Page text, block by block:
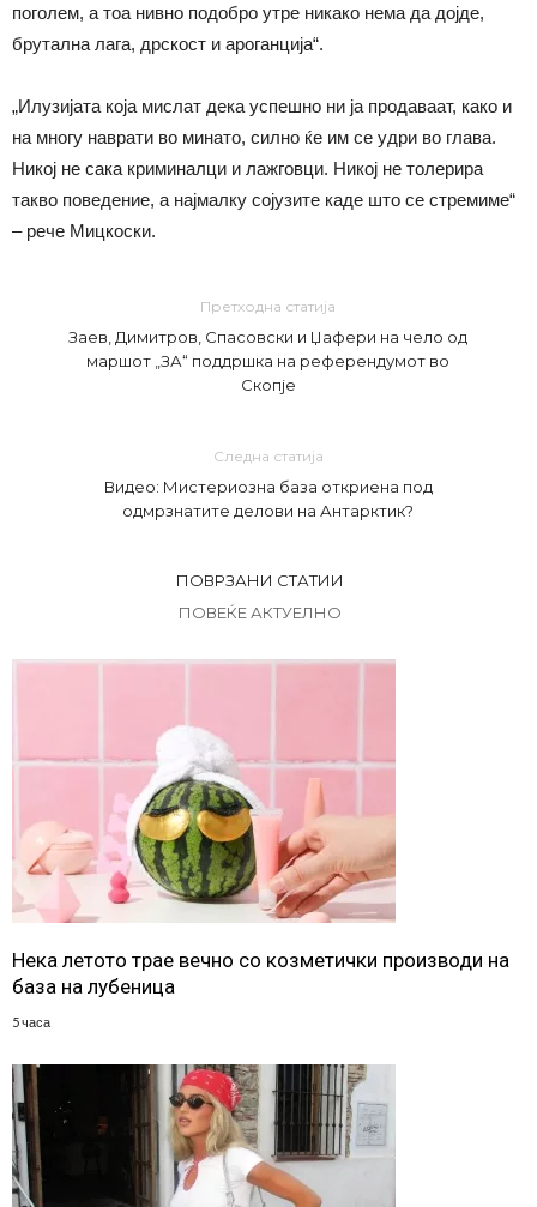
поголем, а тоа нивно подобро утре никако нема да дојде,
брутална лага, дрскост и ароганција“.
„Илузијата која мислат дека успешно ни ја продаваат, како и
на многу наврати во минато, силно ќе им се удри во глава.
Никој не сака криминалци и лажговци. Никој не толерира
такво поведение, а најмалку сојузите каде што се стремиме“
– рече Мицкоски.
Претходна статија
Заев, Димитров, Спасовски и Џафери на чело од
маршот „ЗА“ поддршка на референдумот во
Скопје
Следна статија
Видео: Мистериозна база откриена под
одмрзнатите делови на Антарктик?
ПОВРЗАНИ СТАТИИ
ПОВЕЌЕ АКТУЕЛНО
Нека летото трае вечно со козметички производи на
база на лубеница
5 часа